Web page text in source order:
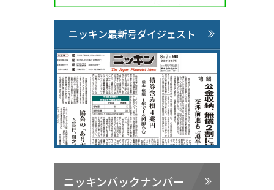
ニッキン最新号ダイジェスト
ニッキンバックナンバー